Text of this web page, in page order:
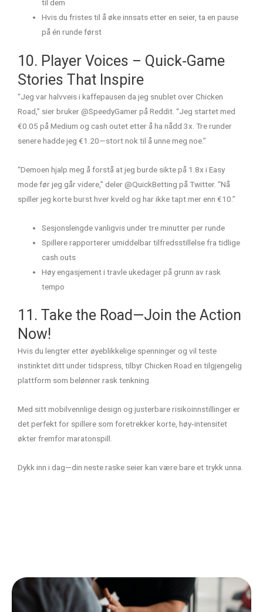
til dem
Hvis du fristes til å øke innsats etter en seier, ta en pause
på én runde først
10. Player Voices – Quick‑Game
Stories That Inspire
“Jeg var halvveis i kaffepausen da jeg snublet over Chicken
Road,” sier bruker @SpeedyGamer på Reddit. “Jeg startet med
€0.05 på Medium og cash outet etter å ha nådd 3x. Tre runder
senere hadde jeg €1.20—stort nok til å unne meg noe.”
“Demoen hjalp meg å forstå at jeg burde sikte på 1.8x i Easy
mode før jeg går videre,” deler @QuickBetting på Twitter. “Nå
spiller jeg korte burst hver kveld og har ikke tapt mer enn €10.”
Sesjonslengde vanligvis under tre minutter per runde
Spillere rapporterer umiddelbar tilfredsstillelse fra tidlige
cash outs
Høy engasjement i travle ukedager på grunn av rask
tempo
11. Take the Road—Join the Action
Now!
Hvis du lengter etter øyeblikkelige spenninger og vil teste
instinktet ditt under tidspress, tilbyr Chicken Road en tilgjengelig
plattform som belønner rask tenkning.
Med sitt mobilvennlige design og justerbare risikoinnstillinger er
det perfekt for spillere som foretrekker korte, høy‑intensitet
økter fremfor maratonspill.
Dykk inn i dag—din neste raske seier kan være bare et trykk unna.